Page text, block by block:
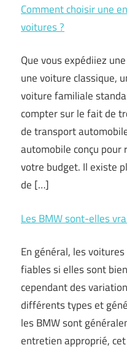
Comment choisir une
voitures ?
Que vous expédiiez
une voiture classique,
voiture familiale
compter sur le fait de
de transport
automobile conçu pour
votre budget. Il existe
de […]
Les BMW sont-elles
En général, les
fiables si elles sont
cependant des
différents types et
les BMW sont
entretien approprié,